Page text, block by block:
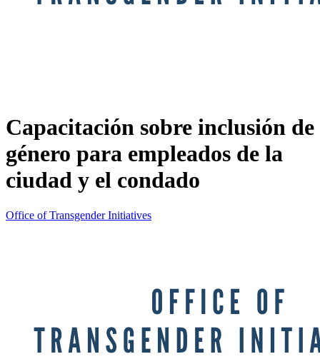
Capacitación sobre inclusión de
género para empleados de la
ciudad y el condado
Office of Transgender Initiatives